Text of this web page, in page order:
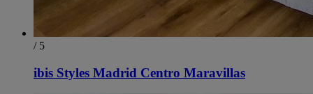
/ 5
ibis Styles Madrid Centro Maravillas